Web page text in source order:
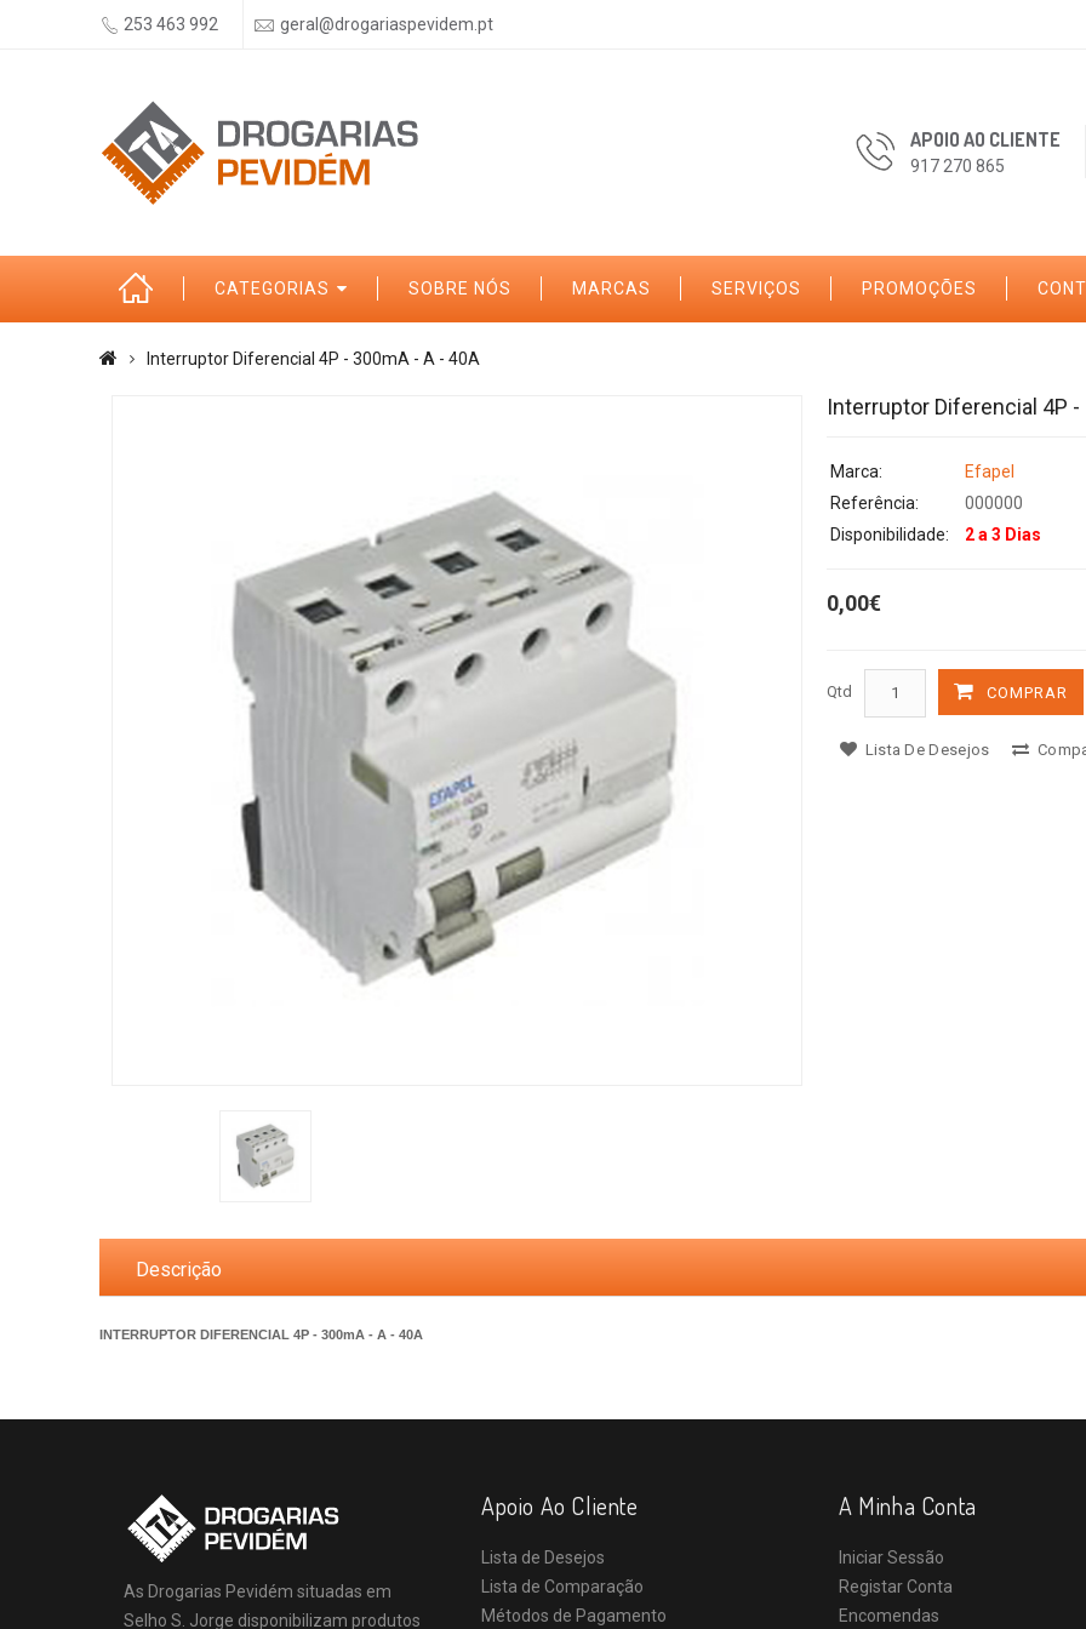
253 463 992 geral@drogariaspevidem.pt
APOIO AO CLIENTE
917 270 865
CATEGORIAS SOBRE NÓS MARCAS SERVIÇOS PROMOÇÕES
Interruptor Diferencial 4P - 300mA - A - 40A
Interruptor Diferencial 4P -
Marca:
Efapel
Referência:
000000
Disponibilidade:
2 a 3 Dias
0,00€
Qtd COMPRAR
Lista De Desejos
Descrição
INTERRUPTOR DIFERENCIAL 4P - 300mA - A - 40A
As Drogarias Pevidém situadas em
Selho S. Jorge disponibilizam produtos
Apoio Ao Cliente
Lista de Desejos
Lista de Comparação
Métodos de Pagamento
A Minha Conta
Iniciar Sessão
Registar Conta
Encomendas